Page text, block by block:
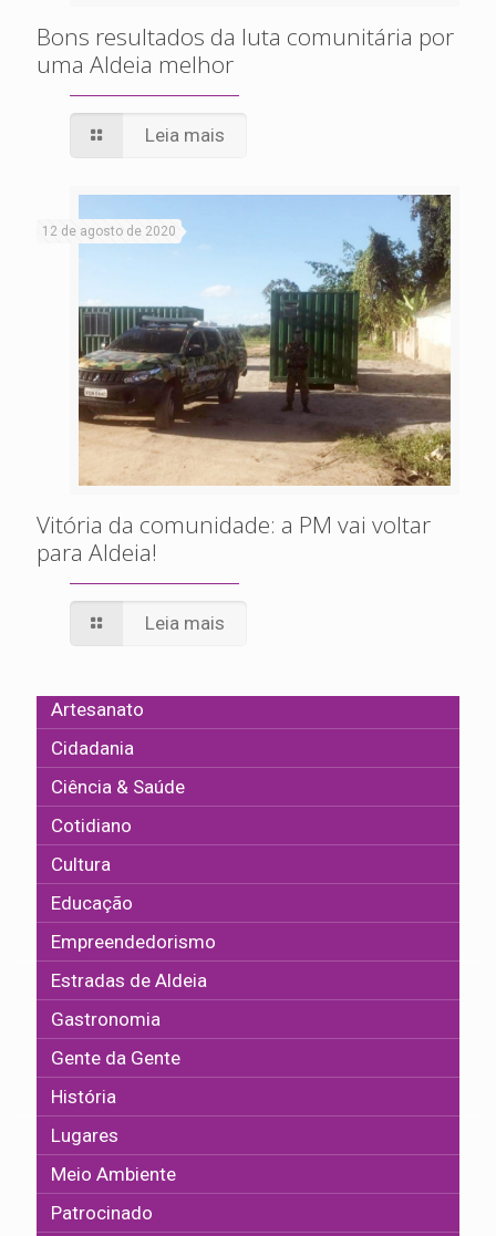
Bons resultados da luta comunitária por
uma Aldeia melhor
Leia mais
12 de agosto de 2020
Vitória da comunidade: a PM vai voltar
para Aldeia!
Leia mais
Artesanato
Cidadania
Ciência & Saúde
Cotidiano
Cultura
Educação
Empreendedorismo
Estradas de Aldeia
Gastronomia
Gente da Gente
História
Lugares
Meio Ambiente
Patrocinado